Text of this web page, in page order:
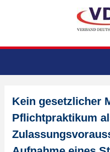
Kein gesetzlicher
Pflichtpraktikum